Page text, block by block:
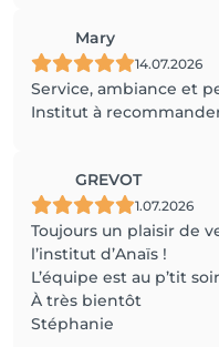
Mary
14.07.2026
Service, ambiance et
Institut à
GREVOT
1.07.2026
Toujours un plaisir de
l’institut d’Anaïs !
L’équipe est au p’tit
À très bientôt
Stéphanie